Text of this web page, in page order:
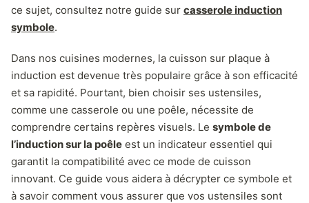
ce sujet, consultez notre guide sur casserole induction
symbole.
Dans nos cuisines modernes, la cuisson sur plaque à
induction est devenue très populaire grâce à son efficacité
et sa rapidité. Pourtant, bien choisir ses ustensiles,
comme une casserole ou une poêle, nécessite de
comprendre certains repères visuels. Le symbole de
l’induction sur la poêle est un indicateur essentiel qui
garantit la compatibilité avec ce mode de cuisson
innovant. Ce guide vous aidera à décrypter ce symbole et
à savoir comment vous assurer que vos ustensiles sont